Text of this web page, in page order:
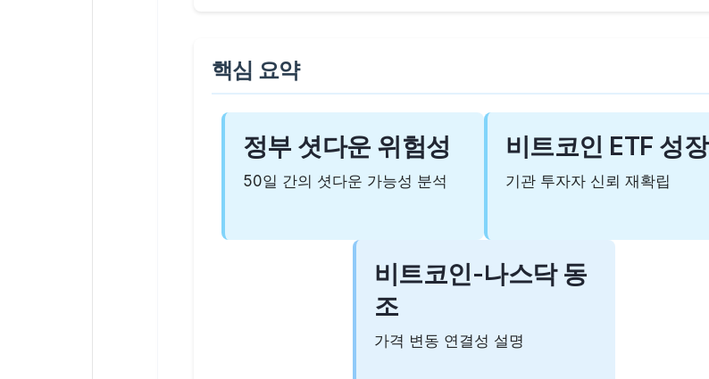
핵심 요약
정부 셧다운 위험성
50일 간의 셧다운 가능성 분석
비트코인 ETF 성장
기관 투자자 신뢰 재확립
비트코인-나스닥 동
조
가격 변동 연결성 설명